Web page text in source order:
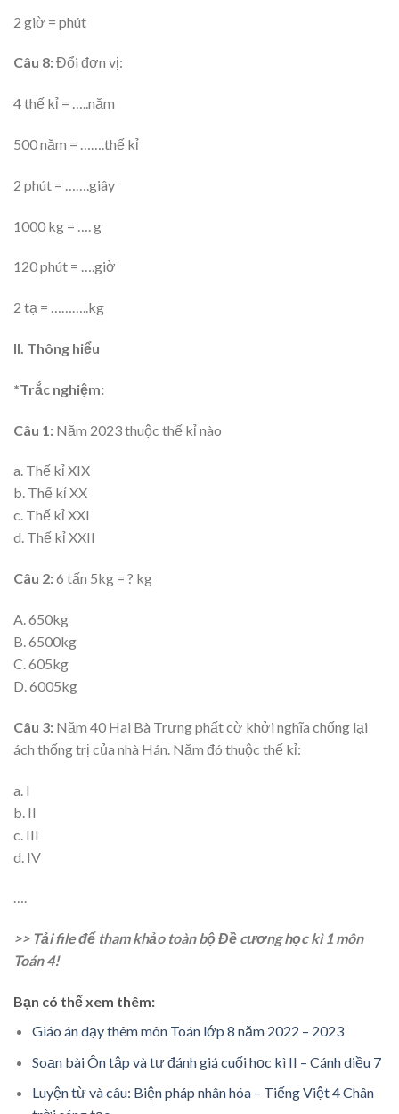
2 giờ = phút
Câu 8:Đổi đơn vị:
4 thế kỉ = …..năm
500 năm = …….thế kỉ
2 phút = …….giây
1000 kg = …. g
120 phút = ….giờ
2 tạ = ………..kg
II. Thông hiểu
*Trắc nghiệm:
Câu 1: Năm 2023 thuộc thế kỉ nào
a. Thế kỉ XIX
b. Thế kỉ XX
c. Thế kỉ XXI
d. Thế kỉ XXII
Câu 2:6 tấn 5kg = ? kg
A. 650kg
B. 6500kg
C. 605kg
D. 6005kg
Câu 3: Năm 40 Hai Bà Trưng phất cờ khởi nghĩa chống lại
ách thống trị của nhà Hán. Năm đó thuộc thế kỉ:
a. I
b. II
c. III
d. IV
….
>> Tải file để tham khảo toàn bộ Đề cương học kì 1 môn
Toán 4!
Bạn có thể xem thêm:
Giáo án dạy thêm môn Toán lớp 8 năm 2022 – 2023
Soạn bài Ôn tập và tự đánh giá cuối học kì II – Cánh diều 7
Luyện từ và câu: Biện pháp nhân hóa – Tiếng Việt 4 Chân